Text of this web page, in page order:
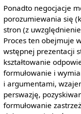
Ponadto negocjacje
porozumiewania się
stron (z
Proces ten obejmuje
wstępnej prezentacji
kształtowanie
formułowanie i
i argumentami,
perswazję,
formułowanie